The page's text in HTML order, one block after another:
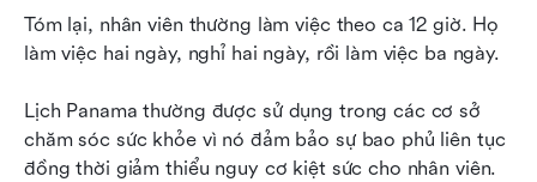
Tóm lại, nhân viên thường làm việc theo ca 12 giờ. Họ
làm việc hai ngày, nghỉ hai ngày, rồi làm việc ba ngày.
Lịch Panama thường được sử dụng trong các cơ sở
chăm sóc sức khỏe vì nó đảm bảo sự bao phủ liên tục
đồng thời giảm thiểu nguy cơ kiệt sức cho nhân viên.